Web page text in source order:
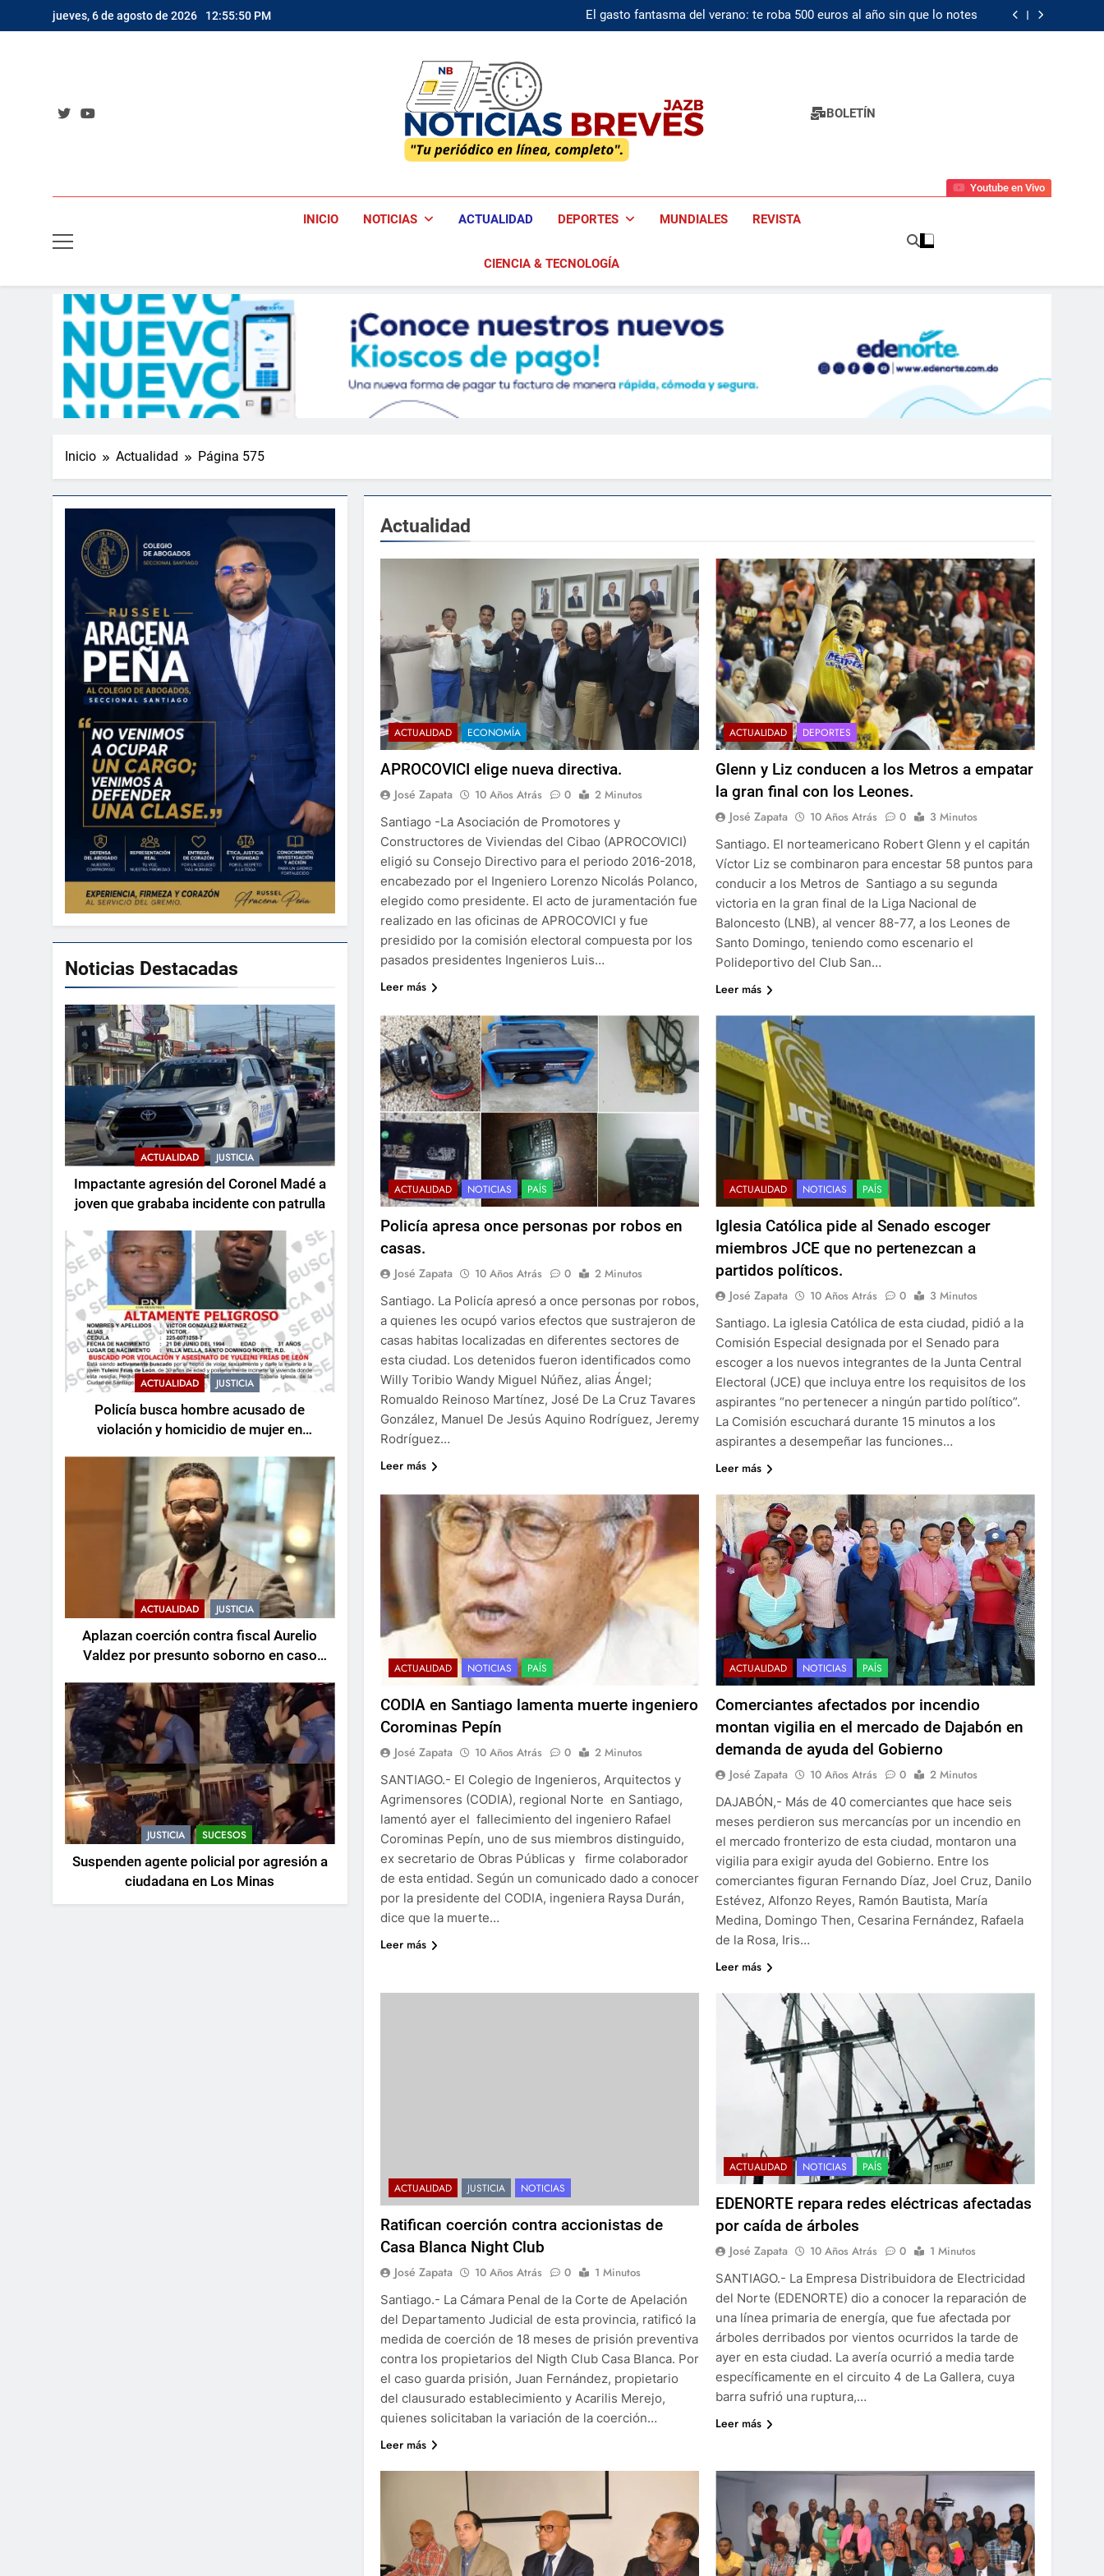
al
jueves, 6 de agosto de 2026 12:55:52 PM
El gasto fantasma del verano: te roba 500 euros al año sin que lo notes
Microsoft elimina la recomendación de los 32 GB de RAM para PCs de
El valor verdadero del peso dominicano
Noticias Breves
BOLETÍN
Youtube en Vivo
INICIO NOTICIAS ACTUALIDAD DEPORTES MUNDIALES REVISTA
CIENCIA & TECNOLOGÍA
Inicio Actualidad Página 575
Noticias Destacadas
ACTUALIDAD JUSTICIA
Impactante agresión del Coronel Madé a
joven que grababa incidente con patrulla
ACTUALIDAD JUSTICIA
Policía busca hombre acusado de
violación y homicidio de mujer en
ACTUALIDAD JUSTICIA
Aplazan coerción contra fiscal Aurelio
Valdez por presunto soborno en caso
JUSTICIA SUCESOS
Suspenden agente policial por agresión a
ciudadana en Los Minas
Actualidad
ACTUALIDAD ECONOMÍA
APROCOVICI elige nueva directiva.
José Zapata 10 Años Atrás 0
2 Minutos
Santiago -La Asociación de Promotores y
Constructores de Viviendas del Cibao (APROCOVICI)
eligió su Consejo Directivo para el periodo 2016-2018,
encabezado por el Ingeniero Lorenzo Nicolás Polanco,
elegido como presidente. El acto de juramentación fue
realizado en las oficinas de APROCOVICI y fue
presidido por la comisión electoral compuesta por los
pasados presidentes Ingenieros Luis…
Leer más
ACTUALIDAD DEPORTES
Glenn y Liz conducen a los Metros a empatar
la gran final con los Leones.
José Zapata 10 Años Atrás 0
3 Minutos
Santiago. El norteamericano Robert Glenn y el capitán
Víctor Liz se combinaron para encestar 58 puntos para
conducir a los Metros de Santiago a su segunda
victoria en la gran final de la Liga Nacional de
Baloncesto (LNB), al vencer 88-77, a los Leones de
Santo Domingo, teniendo como escenario el
Polideportivo del Club San…
Leer más
ACTUALIDAD NOTICIAS PAÍS
Policía apresa once personas por robos en
casas.
José Zapata 10 Años Atrás 0
2 Minutos
Santiago. La Policía apresó a once personas por robos,
a quienes les ocupó varios efectos que sustrajeron de
casas habitas localizadas en diferentes sectores de
esta ciudad. Los detenidos fueron identificados como
Willy Toribio Wandy Miguel Núñez, alias Ángel;
Romualdo Reinoso Martínez, José De La Cruz Tavares
González, Manuel De Jesús Aquino Rodríguez, Jeremy
Rodríguez…
Leer más
ACTUALIDAD NOTICIAS PAÍS
Iglesia Católica pide al Senado escoger
miembros JCE que no pertenezcan a
partidos políticos.
José Zapata 10 Años Atrás 0
3 Minutos
Santiago. La iglesia Católica de esta ciudad, pidió a la
Comisión Especial designada por el Senado para
escoger a los nuevos integrantes de la Junta Central
Electoral (JCE) que incluya entre los requisitos de los
aspirantes “no pertenecer a ningún partido político”.
La Comisión escuchará durante 15 minutos a los
aspirantes a desempeñar las funciones…
Leer más
ACTUALIDAD NOTICIAS PAÍS
CODIA en Santiago lamenta muerte ingeniero
Corominas Pepín
José Zapata 10 Años Atrás 0
2 Minutos
SANTIAGO.- El Colegio de Ingenieros, Arquitectos y
Agrimensores (CODIA), regional Norte en Santiago,
lamentó ayer el fallecimiento del ingeniero Rafael
Corominas Pepín, uno de sus miembros distinguido,
ex secretario de Obras Públicas y firme colaborador
de esta entidad. Según un comunicado dado a conocer
por la presidente del CODIA, ingeniera Raysa Durán,
dice que la muerte…
Leer más
ACTUALIDAD NOTICIAS PAÍS
Comerciantes afectados por incendio
montan vigilia en el mercado de Dajabón en
demanda de ayuda del Gobierno
José Zapata 10 Años Atrás 0
2 Minutos
DAJABÓN,- Más de 40 comerciantes que hace seis
meses perdieron sus mercancías por un incendio en
el mercado fronterizo de esta ciudad, montaron una
vigilia para exigir ayuda del Gobierno. Entre los
comerciantes figuran Fernando Díaz, Joel Cruz, Danilo
Estévez, Alfonzo Reyes, Ramón Bautista, María
Medina, Domingo Then, Cesarina Fernández, Rafaela
de la Rosa, Iris…
Leer más
ACTUALIDAD JUSTICIA NOTICIAS
Ratifican coerción contra accionistas de
Casa Blanca Night Club
José Zapata 10 Años Atrás 0
1 Minutos
Santiago.- La Cámara Penal de la Corte de Apelación
del Departamento Judicial de esta provincia, ratificó la
medida de coerción de 18 meses de prisión preventiva
contra los propietarios del Nigth Club Casa Blanca. Por
el caso guarda prisión, Juan Fernández, propietario
del clausurado establecimiento y Acarilis Merejo,
quienes solicitaban la variación de la coerción…
Leer más
ACTUALIDAD NOTICIAS PAÍS
EDENORTE repara redes eléctricas afectadas
por caída de árboles
José Zapata 10 Años Atrás 0
1 Minutos
SANTIAGO.- La Empresa Distribuidora de Electricidad
del Norte (EDENORTE) dio a conocer la reparación de
una línea primaria de energía, que fue afectada por
árboles derribados por vientos ocurridos la tarde de
ayer en esta ciudad. La avería ocurrió a media tarde
específicamente en el circuito 4 de La Gallera, cuya
barra sufrió una ruptura,…
Leer más